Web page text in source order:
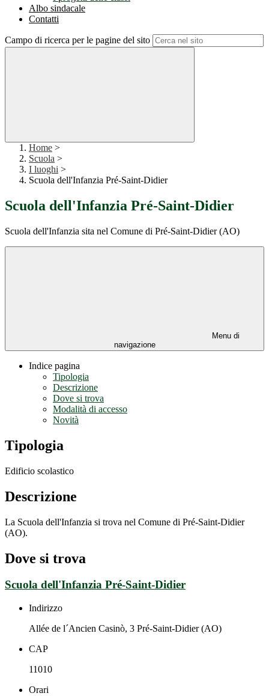
Albo sindacale
Contatti
Campo di ricerca per le pagine del sito
Home >
Scuola >
I luoghi >
Scuola dell'Infanzia Pré-Saint-Didier
Scuola dell'Infanzia Pré-Saint-Didier
Scuola dell'Infanzia sita nel Comune di Pré-Saint-Didier (AO)
Menu di
navigazione
Indice pagina
Tipologia
Descrizione
Dove si trova
Modalità di accesso
Novità
Tipologia
Edificio scolastico
Descrizione
La Scuola dell'Infanzia si trova nel Comune di Pré-Saint-Didier
(AO).
Dove si trova
Scuola dell'Infanzia Pré-Saint-Didier
Indirizzo
Allée de l´Ancien Casinò, 3 Pré-Saint-Didier (AO)
CAP
11010
Orari